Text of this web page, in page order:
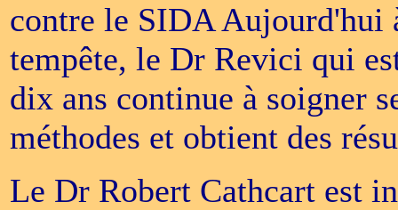
contre le SIDA Aujourd'hui
tempête, le Dr Revici qui
dix ans continue à soigner
méthodes et obtient des
Le Dr Robert Cathcart est